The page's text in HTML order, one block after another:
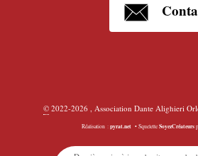
©2022-2026 , Association Dante Alighieri
Réalisation : pyrat.net •Squelette SoyezCréateurs